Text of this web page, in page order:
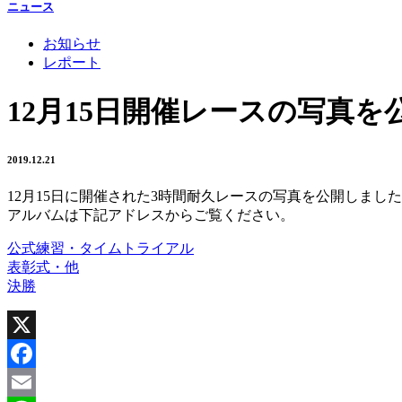
ニュース
お知らせ
レポート
12月15日開催レースの写真を
2019.12.21
12月15日に開催された3時間耐久レースの写真を公開しました
アルバムは下記アドレスからご覧ください。
公式練習・タイムトライアル
表彰式・他
決勝
X
Facebook